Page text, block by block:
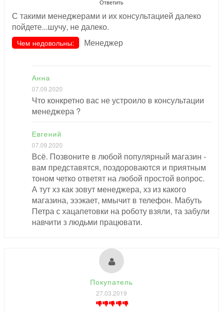
Ответить
С такими менеджерами и их консультацией далеко
пойдете...шучу, не далеко.
Чем недовольны: Менеджер
Анна
07.09.2020
Что конкретно вас не устроило в консультации
менеджера ?
Евгений
07.09.2020
Всё. Позвоните в любой популярный магазин -
вам представятся, поздороваются и приятным
тоном четко ответят на любой простой вопрос.
А тут хз как зовут менеджера, хз из какого
магазина, эээкает, ммычит в телефон. Мабуть
Петра с хацапетовки на роботу взяли, та забули
навчити з людьми працювати.
Покупатель
27.03.2019